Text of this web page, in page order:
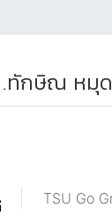
ทักษิณ หมุ
TSU Go